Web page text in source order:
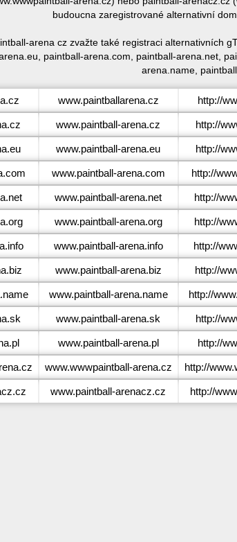
budoucna zaregistrované alternativní
arena cz zvažte také registraci alternativních
paintball-arena.com, paintball-arena.net,
arena.name,
www.paintballarena.cz http://
www.paintball-arena.cz http://
www.paintball-arena.eu http://
www.paintball-arena.com http://
www.paintball-arena.net http://
www.paintball-arena.org http://
www.paintball-arena.info http://
www.paintball-arena.biz http://
www.paintball-arena.name http://
www.paintball-arena.sk http://
www.paintball-arena.pl http://
www.wwwpaintball-arena.cz http://
www.paintball-arenacz.cz http://